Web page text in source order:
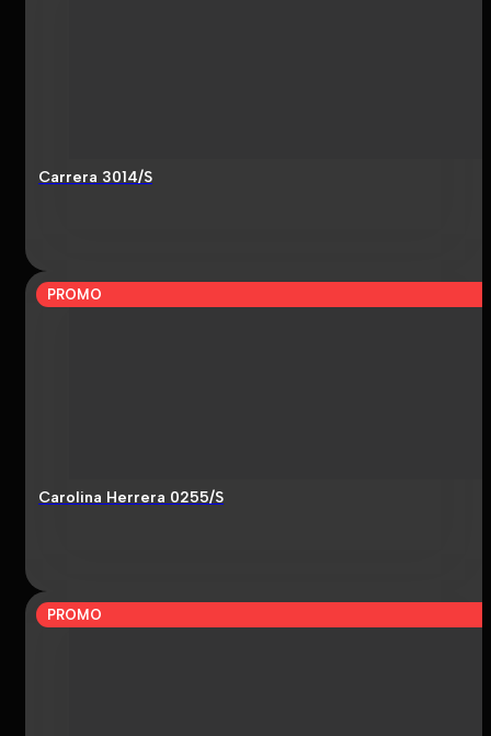
Carrera 3014/S
PROMO
Carolina Herrera 0255/S
PROMO